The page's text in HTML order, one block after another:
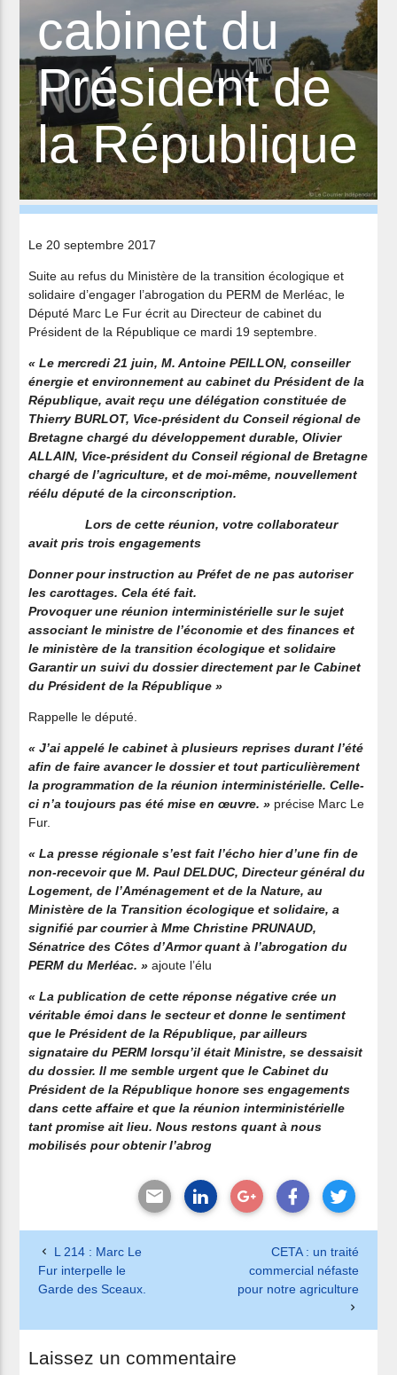
cabinet du
Président de
la République
Le 20 septembre 2017
Suite au refus du Ministère de la transition écologique et
solidaire d’engager l’abrogation du PERM de Merléac, le
Député Marc Le Fur écrit au Directeur de cabinet du
Président de la République ce mardi 19 septembre.
« Le mercredi 21 juin, M. Antoine PEILLON, conseiller
énergie et environnement au cabinet du Président de la
République, avait reçu une délégation constituée de
Thierry BURLOT, Vice-président du Conseil régional de
Bretagne chargé du développement durable, Olivier
ALLAIN, Vice-président du Conseil régional de Bretagne
chargé de l’agriculture, et de moi-même, nouvellement
réélu député de la circonscription.
Lors de cette réunion, votre collaborateur
avait pris trois engagements
Donner pour instruction au Préfet de ne pas autoriser
les carottages. Cela été fait.
Provoquer une réunion interministérielle sur le sujet
associant le ministre de l’économie et des finances et
le ministère de la transition écologique et solidaire
Garantir un suivi du dossier directement par le Cabinet
du Président de la République »
Rappelle le député.
« J’ai appelé le cabinet à plusieurs reprises durant l’été
afin de faire avancer le dossier et tout particulièrement
la programmation de la réunion interministérielle. Celle-
ci n’a toujours pas été mise en œuvre. » précise Marc Le
Fur.
« La presse régionale s’est fait l’écho hier d’une fin de
non-recevoir que M. Paul DELDUC, Directeur général du
Logement, de l’Aménagement et de la Nature, au
Ministère de la Transition écologique et solidaire, a
signifié par courrier à Mme Christine PRUNAUD,
Sénatrice des Côtes d’Armor quant à l’abrogation du
PERM du Merléac. » ajoute l’élu
« La publication de cette réponse négative crée un
véritable émoi dans le secteur et donne le sentiment
que le Président de la République, par ailleurs
signataire du PERM lorsqu’il était Ministre, se dessaisit
du dossier. Il me semble urgent que le Cabinet du
Président de la République honore ses engagements
dans cette affaire et que la réunion interministérielle
tant promise ait lieu. Nous restons quant à nous
mobilisés pour obtenir l’abrog
L 214 : Marc Le
Fur interpelle le
Garde des Sceaux.
CETA : un traité
commercial néfaste
pour notre agriculture
Laissez un commentaire